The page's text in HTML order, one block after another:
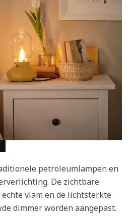
petroleumlampen en
De zichtbare
vlam en de lichtsterkte
dimmer worden aangepast.